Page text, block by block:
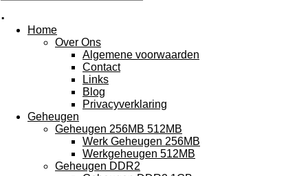
.
Home
Over Ons
Algemene voorwaarden
Contact
Links
Blog
Privacyverklaring
Geheugen
Geheugen 256MB 512MB
Werk Geheugen 256MB
Werkgeheugen 512MB
Geheugen DDR2